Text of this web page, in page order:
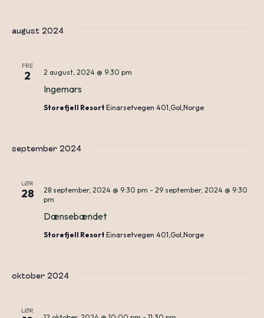
august 2024
FRE
2
Ingemars
2 august, 2024 @ 9:30 pm
Storefjell Resort Einarsetvegen 401,Gol,Norge
september 2024
LØR
28
Dænsebændet
28 september, 2024 @ 9:30 pm - 29 september, 2024 @ 9:30
pm
Storefjell Resort Einarsetvegen 401,Gol,Norge
oktober 2024
LØR